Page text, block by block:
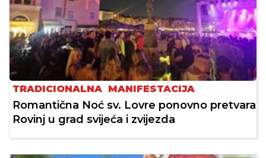
TRADICIONALNA MANIFESTACIJA
Romantična Noć sv. Lovre ponovno pretvara
Rovinj u grad svijeća i zvijezda